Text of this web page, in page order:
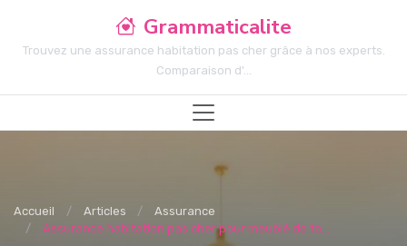
Grammaticalite
Trouvez une assurance habitation pas cher grâce à nos experts.
Comparaison d'...
Accueil Articles
Assurance
Assurance habitation pas cher pour meublé de to...